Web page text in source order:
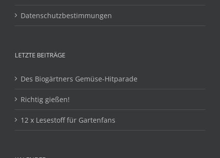
Datenschutzbestimmungen
LETZTE BEITRÄGE
Des Biogärtners Gemüse-Hitparade
Richtig gießen!
12 x Lesestoff für Gartenfans